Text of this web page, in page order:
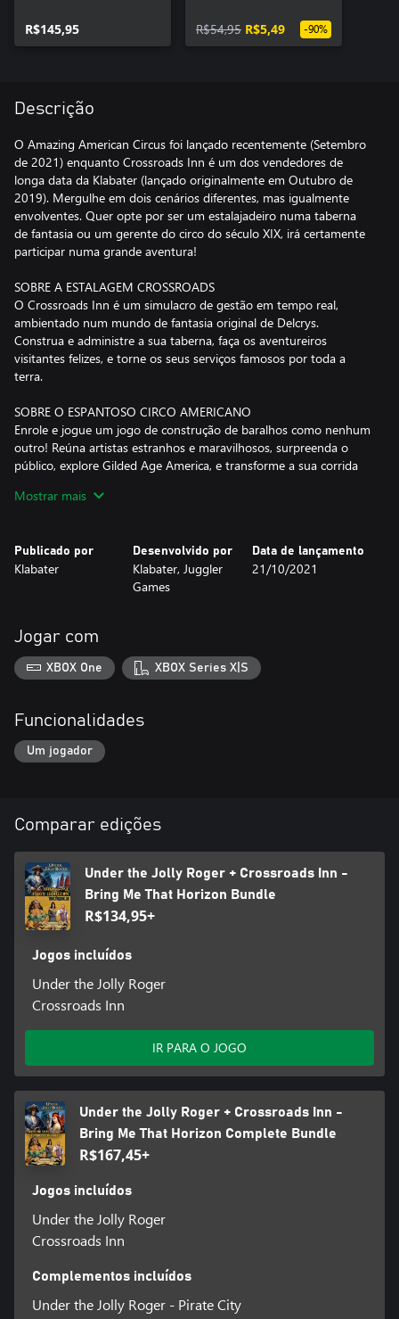
R$145,95 R$54,95 R$5,49 -90%
Descrição
O Amazing American Circus foi lançado recentemente (Setembro
de 2021) enquanto Crossroads Inn é um dos vendedores de
longa data da Klabater (lançado originalmente em Outubro de
2019). Mergulhe em dois cenários diferentes, mas igualmente
envolventes. Quer opte por ser um estalajadeiro numa taberna
de fantasia ou um gerente do circo do século XIX, irá certamente
participar numa grande aventura!
SOBRE A ESTALAGEM CROSSROADS
O Crossroads Inn é um simulacro de gestão em tempo real,
ambientado num mundo de fantasia original de Delcrys.
Construa e administre a sua taberna, faça os aventureiros
visitantes felizes, e torne os seus serviços famosos por toda a
terra.
SOBRE O ESPANTOSO CIRCO AMERICANO
Enrole e jogue um jogo de construção de baralhos como nenhum
outro! Reúna artistas estranhos e maravilhosos, surpreenda o
público, explore Gilded Age America, e transforme a sua corrida
cartas e poderá reclamar a coroa de maior showman do próprio
Mostrar mais
Publicado por
Klabater
Desenvolvido por
Klabater, Juggler
Games
Data de lançamento
21/10/2021
Jogar com
XBOX One XBOX Series X|S
Funcionalidades
Um jogador
Comparar edições
Under the Jolly Roger + Crossroads Inn -
Bring Me That Horizon Bundle
R$134,95+
Jogos incluídos
Under the Jolly Roger
Crossroads Inn
IR PARA O JOGO
Under the Jolly Roger + Crossroads Inn -
Bring Me That Horizon Complete Bundle
R$167,45+
Jogos incluídos
Under the Jolly Roger
Crossroads Inn
Complementos incluídos
Under the Jolly Roger - Pirate City